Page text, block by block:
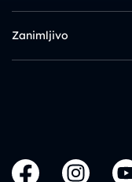
Zanimljivo